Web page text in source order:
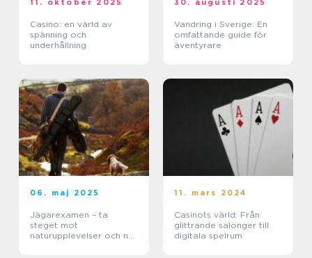
11. oktober 2025
Casino: en värld av
spänning och
underhållning
30. augusti 2025
Vandring i Sverige: En
omfattande guide för
äventyrare
06. maj 2025
Jägarexamen – ta
steget mot
naturupplevelser och ny
11. mars 2024
Casinots värld: Från
glittrande salonger till
digitala spelrum